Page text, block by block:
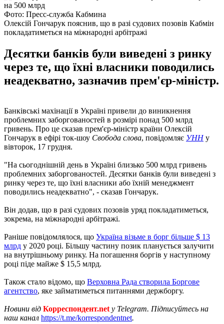
Фото: Пресс-служба Кабмина
Олексій Гончарук пояснив, що в разі судових позовів Кабмін
покладатиметься на міжнародні арбітражі
Десятки банків були виведені з ринку
через те, що їхні власники поводились
неадекватно, зазначив прем'єр-міністр.
Банківські махінації в Україні привели до виникнення
проблемних заборгованостей в розмірі понад 500 млрд
гривень. Про це сказав прем'єр-міністр країни Олексій
Гончарук в ефірі ток-шоу Свобода слова, повідомляє УННу
вівторок, 17 грудня.
"На сьогоднішній день в Україні близько 500 млрд гривень
проблемних заборгованостей. Десятки банків були виведені з
ринку через те, що їхні власники або їхній менеджмент
поводились неадекватно", - сказав Гончарук.
Він додав, що в разі судових позовів уряд покладатиметься,
зокрема, на міжнародні арбітражі.
Раніше повідомлялося, що Україна візьме в борг більше $ 13
млрд у 2020 році. Більшу частину позик планується залучити
на внутрішньому ринку. На погашення боргів у наступному
році піде майже $ 15,5 млрд.
Також стало відомо, що Верховна Рада створила Боргове
агентство, яке займатиметься питаннями держборгу.
Новини від Корреспондент.net у Telegram. Підписуйтесь на
наш канал https://t.me/korrespondentnet.